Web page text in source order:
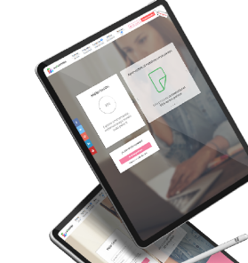
Deja un comentario
Tu dirección de correo electrónico
marcados con*
Comentario*